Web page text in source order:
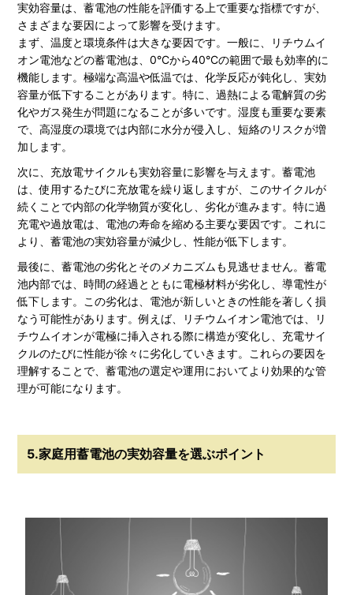
実効容量は、蓄電池の性能を評価する上で重要な指標ですが、
さまざまな要因によって影響を受けます。
まず、温度と環境条件は大きな要因です。一般に、リチウムイ
オン電池などの蓄電池は、0°Cから40°Cの範囲で最も効率的に
機能します。極端な高温や低温では、化学反応が鈍化し、実効
容量が低下することがあります。特に、過熱による電解質の劣
化やガス発生が問題になることが多いです。湿度も重要な要素
で、高湿度の環境では内部に水分が侵入し、短絡のリスクが増
加します。
次に、充放電サイクルも実効容量に影響を与えます。蓄電池
は、使用するたびに充放電を繰り返しますが、このサイクルが
続くことで内部の化学物質が変化し、劣化が進みます。特に過
充電や過放電は、電池の寿命を縮める主要な要因です。これに
より、蓄電池の実効容量が減少し、性能が低下します。
最後に、蓄電池の劣化とそのメカニズムも見逃せません。蓄電
池内部では、時間の経過とともに電極材料が劣化し、導電性が
低下します。この劣化は、電池が新しいときの性能を著しく損
なう可能性があります。例えば、リチウムイオン電池では、リ
チウムイオンが電極に挿入される際に構造が変化し、充電サイ
クルのたびに性能が徐々に劣化していきます。これらの要因を
理解することで、蓄電池の選定や運用においてより効果的な管
理が可能になります。
5.家庭用蓄電池の実効容量を選ぶポイント